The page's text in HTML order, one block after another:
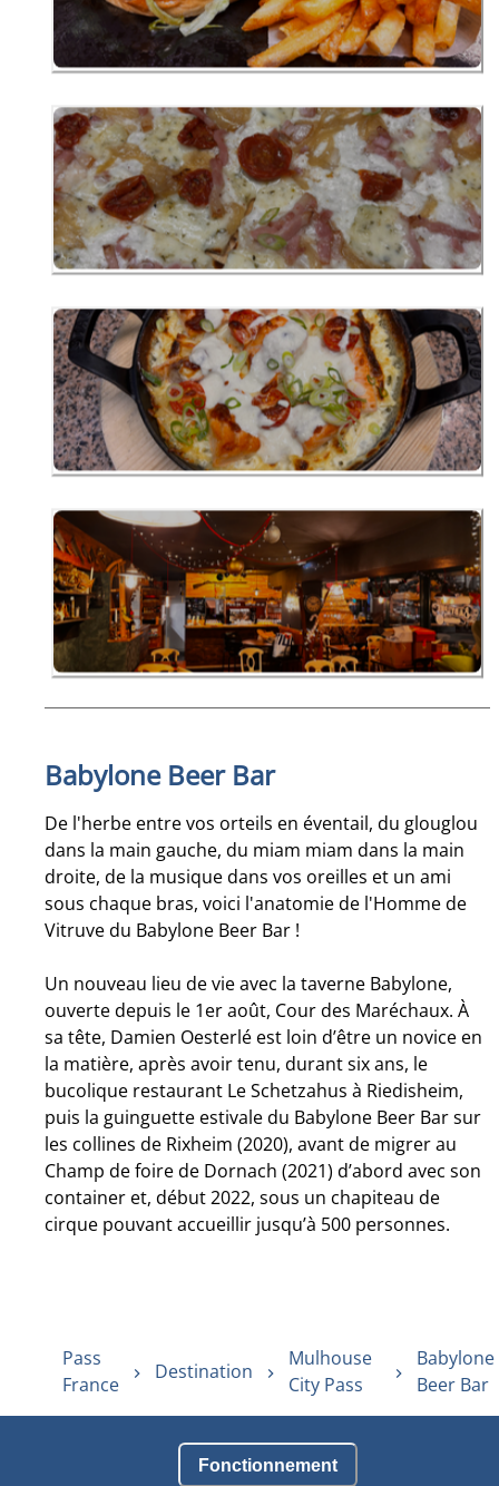
Babylone Beer Bar
De l'herbe entre vos orteils en éventail, du glouglou
dans la main gauche, du miam miam dans la main
droite, de la musique dans vos oreilles et un ami
sous chaque bras, voici l'anatomie de l'Homme de
Vitruve du Babylone Beer Bar !
Un nouveau lieu de vie avec la taverne Babylone,
ouverte depuis le 1er août, Cour des Maréchaux. À
sa tête, Damien Oesterlé est loin d’être un novice en
la matière, après avoir tenu, durant six ans, le
bucolique restaurant Le Schetzahus à Riedisheim,
puis la guinguette estivale du Babylone Beer Bar sur
les collines de Rixheim (2020), avant de migrer au
Champ de foire de Dornach (2021) d’abord avec son
container et, début 2022, sous un chapiteau de
cirque pouvant accueillir jusqu’à 500 personnes.
Pass
France
Destination
Mulhouse
City Pass
Babylone
Beer Bar
Fonctionnement